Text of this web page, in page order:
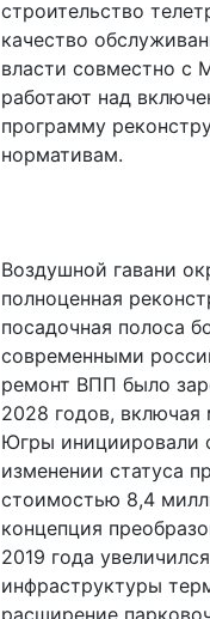
строительство
качество
власти совместно с
работают над
программу
нормативам.
Воздушной гавани
полноценная
посадочная полоса
современными
ремонт ВПП было
2028 годов, включая
Югры инициировали
изменении статуса
стоимостью 8,4
концепция
2019 года
инфраструктуры
расширение